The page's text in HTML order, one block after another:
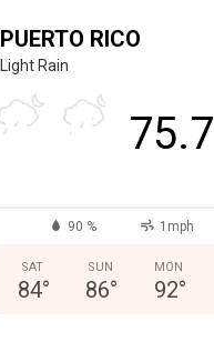
PUERTO RICO
Light Rain
75.7
90 % 1mph
SAT
84°
SUN
86°
MON
92°